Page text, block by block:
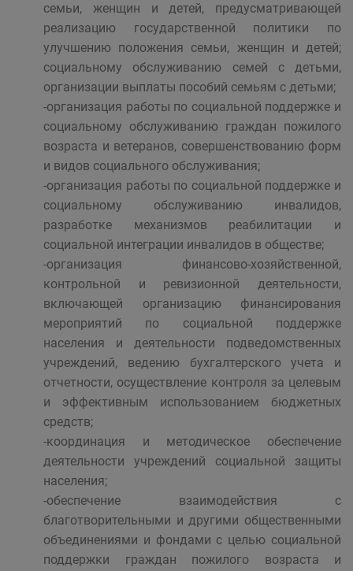
семьи, женщин и детей, предусматривающей
реализацию государственной политики по
улучшению положения семьи, женщин и детей;
социальному обслуживанию семей с детьми,
организации выплаты пособий семьям с детьми;
-организация работы по социальной поддержке и
социальному обслуживанию граждан пожилого
возраста и ветеранов, совершенствованию форм
и видов социального обслуживания;
-организация работы по социальной поддержке и
социальному обслуживанию инвалидов,
разработке механизмов реабилитации и
социальной интеграции инвалидов в обществе;
-организация финансово-хозяйственной,
контрольной и ревизионной деятельности,
включающей организацию финансирования
мероприятий по социальной поддержке
населения и деятельности подведомственных
учреждений, ведению бухгалтерского учета и
отчетности, осуществление контроля за целевым
и эффективным использованием бюджетных
средств;
-координация и методическое обеспечение
деятельности учреждений социальной защиты
населения;
-обеспечение взаимодействия с
благотворительными и другими общественными
объединениями и фондами с целью социальной
поддержки граждан пожилого возраста и